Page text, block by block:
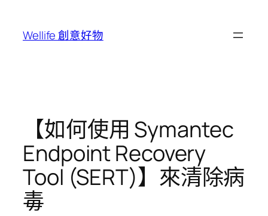
Wellife 創意好物
【如何使用 Symantec
Endpoint Recovery
Tool (SERT)】來清除病
毒